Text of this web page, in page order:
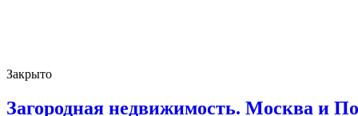
Закрыто
Загородная недвижимость. Москва и